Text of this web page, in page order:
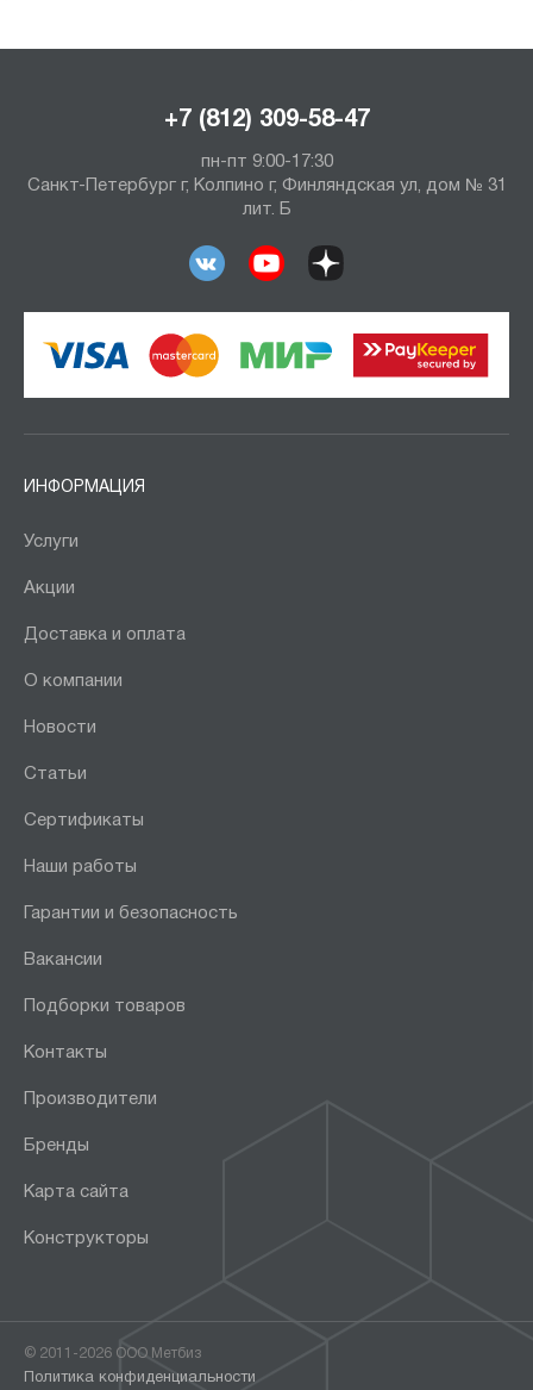
+7 (812) 309-58-47
пн-пт 9:00-17:30
Санкт-Петербург г, Колпино г, Финляндская ул, дом № 31
лит. Б
ИНФОРМАЦИЯ
Услуги
Акции
Доставка и оплата
О компании
Новости
Статьи
Сертификаты
Наши работы
Гарантии и безопасность
Вакансии
Подборки товаров
Контакты
Производители
Бренды
Карта сайта
Конструкторы
© 2011-2026 ООО Метбиз
Политика конфиденциальности